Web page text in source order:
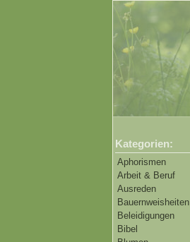
Kategorien:
Aphorismen
Arbeit & Beruf
Ausreden
Bauernweisheiten
Beleidigungen
Bibel